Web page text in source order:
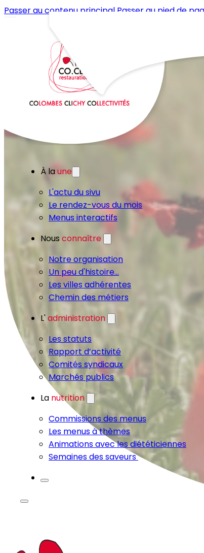
Passer au contenu principal Passer au pied de
À laune
L'actu du sivu
Le rendez-vous du mois
Menus interactifs
Nous connaître
Notre organisation
Un peu d'histoire...
Les villes adhérentes
Chemin des métiers
L'administration
Les statuts
Rapport d’activité
Comités syndicaux
Marchés publics
La nutrition
Commissions des menus
Les menus à thèmes
Animations avec les diététiciennes
Semaines des saveurs